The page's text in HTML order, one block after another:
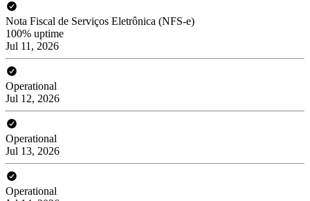
Nota Fiscal de Serviços Eletrônica (NFS-e)
100% uptime
Jul 11, 2026
Operational
Jul 12, 2026
Operational
Jul 13, 2026
Operational